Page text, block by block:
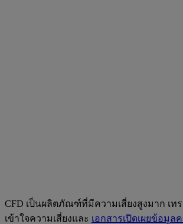
CFD เป็นผลิตภัณฑ์ที่มีความเสี่ยงสูงมาก เท
เข้าใจความเสี่ยงและ เอกสารเปิดเผยข้อมูล